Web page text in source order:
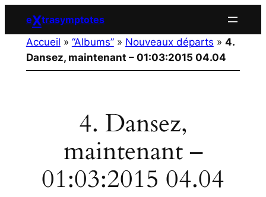
contenu
eXtrasymptotes
Accueil » “Albums”» Nouveaux départs » 4.
Dansez, maintenant – 01:03:2015 04.04
4. Dansez,
maintenant –
01:03:2015 04.04